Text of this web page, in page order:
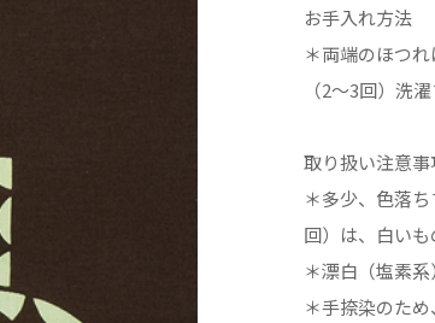
お手入れ方法
＊両端のほつ
（2〜3回）洗
取り扱い注意事
＊多少、色落
回）は、白い
＊漂白（塩素
＊手捺染のた